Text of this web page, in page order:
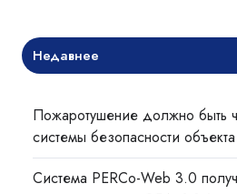
Недавнее
Пожаротушение должно быть
системы безопасности объекта
Система PERCo-Web 3.0